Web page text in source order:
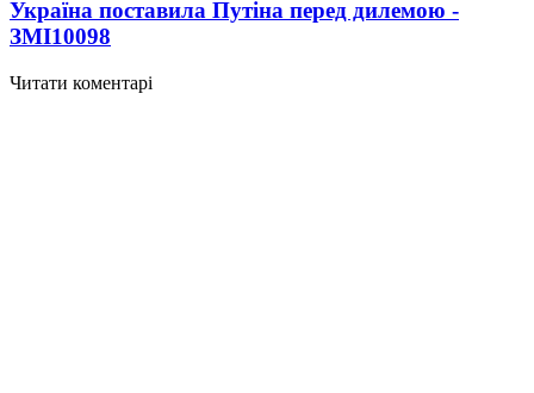
Україна поставила Путіна перед дилемою -
ЗМІ10098
Читати коментарі